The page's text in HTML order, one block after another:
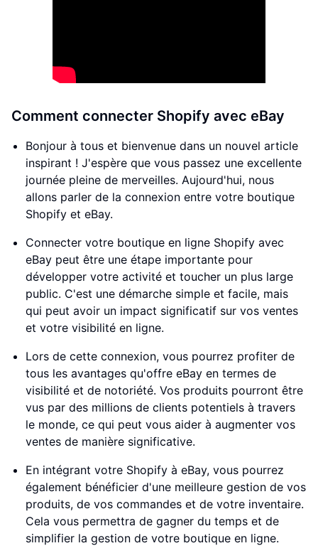
Comment connecter Shopify avec eBay
Bonjour à tous et bienvenue dans un nouvel article
inspirant ! J'espère que vous passez une excellente
journée pleine de merveilles. Aujourd'hui, nous
allons parler de la connexion entre votre boutique
Shopify et eBay.
Connecter votre boutique en ligne Shopify avec
eBay peut être une étape importante pour
développer votre activité et toucher un plus large
public. C'est une démarche simple et facile, mais
qui peut avoir un impact significatif sur vos ventes
et votre visibilité en ligne.
Lors de cette connexion, vous pourrez profiter de
tous les avantages qu'offre eBay en termes de
visibilité et de notoriété. Vos produits pourront être
vus par des millions de clients potentiels à travers
le monde, ce qui peut vous aider à augmenter vos
ventes de manière significative.
En intégrant votre Shopify à eBay, vous pourrez
également bénéficier d'une meilleure gestion de vos
produits, de vos commandes et de votre inventaire.
Cela vous permettra de gagner du temps et de
simplifier la gestion de votre boutique en ligne.